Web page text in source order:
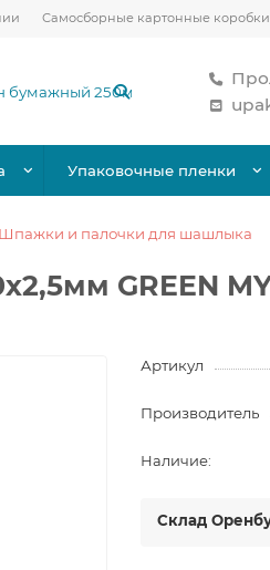
Самосборные картонные коробки
Упаковочные пленки
Шпажки и палочки для шашлыка
GREEN
Артикул
Производитель
Наличие:
Склад